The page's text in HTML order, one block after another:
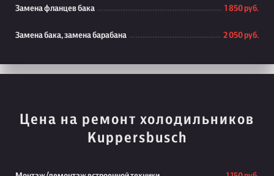
Замена фланцев бака 1 850 руб.
Замена бака, замена барабана 2 050 руб.
Цена на ремонт холодильников
Kuppersbusch